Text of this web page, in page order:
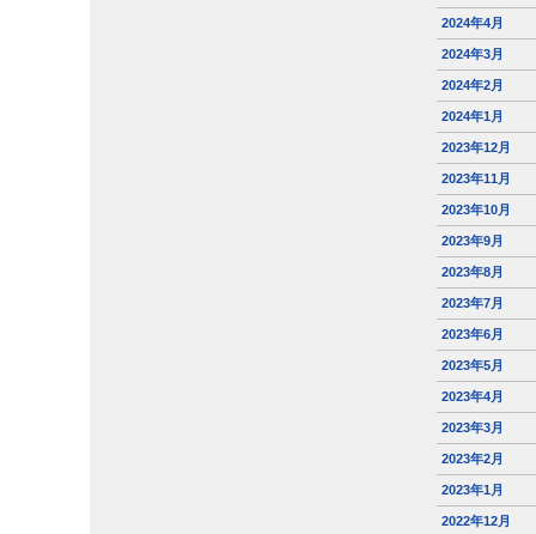
2024年4月
2024年3月
2024年2月
2024年1月
2023年12月
2023年11月
2023年10月
2023年9月
2023年8月
2023年7月
2023年6月
2023年5月
2023年4月
2023年3月
2023年2月
2023年1月
2022年12月